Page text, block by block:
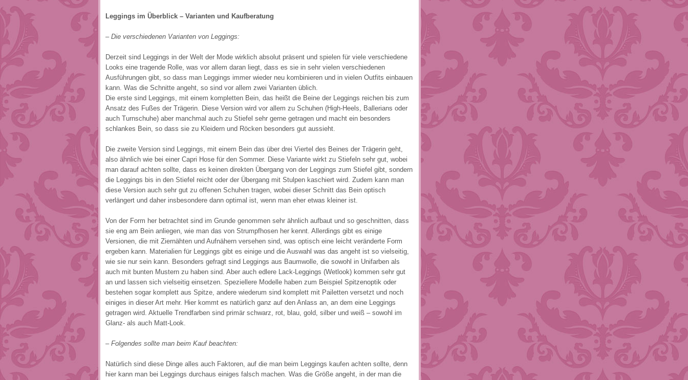
Leggings im Überblick – Varianten und Kaufberatung
– Die verschiedenen Varianten von Leggings:
Derzeit sind Leggings in der Welt der Mode wirklich absolut präsent und spielen für viele verschiedene
Looks eine tragende Rolle, was vor allem daran liegt, dass es sie in sehr vielen verschiedenen
Ausführungen gibt, so dass man Leggings immer wieder neu kombinieren und in vielen Outfits einbauen
kann. Was die Schnitte angeht, so sind vor allem zwei Varianten üblich.
Die erste sind Leggings, mit einem kompletten Bein, das heißt die Beine der Leggings reichen bis zum
Ansatz des Fußes der Trägerin. Diese Version wird vor allem zu Schuhen (High-Heels, Ballerians oder
auch Turnschuhe) aber manchmal auch zu Stiefel sehr gerne getragen und macht ein besonders
schlankes Bein, so dass sie zu Kleidern und Röcken besonders gut aussieht.
Die zweite Version sind Leggings, mit einem Bein das über drei Viertel des Beines der Trägerin geht,
also ähnlich wie bei einer Capri Hose für den Sommer. Diese Variante wirkt zu Stiefeln sehr gut, wobei
man darauf achten sollte, dass es keinen direkten Übergang von der Leggings zum Stiefel gibt, sondern
die Leggings bis in den Stiefel reicht oder der Übergang mit Stulpen kaschiert wird. Zudem kann man
diese Version auch sehr gut zu offenen Schuhen tragen, wobei dieser Schnitt das Bein optisch
verlängert und daher insbesondere dann optimal ist, wenn man eher etwas kleiner ist.
Von der Form her betrachtet sind im Grunde genommen sehr ähnlich aufbaut und so geschnitten, dass
sie eng am Bein anliegen, wie man das von Strumpfhosen her kennt. Allerdings gibt es einige
Versionen, die mit Ziernähten und Aufnähern versehen sind, was optisch eine leicht veränderte Form
ergeben kann. Materialien für Leggings gibt es einige und die Auswahl was das angeht ist so vielseitig,
wie sie nur sein kann. Besonders gefragt sind Leggings aus Baumwolle, die sowohl in Unifarben als
auch mit bunten Mustern zu haben sind. Aber auch edlere Lack-Leggings (Wetlook) kommen sehr gut
an und lassen sich vielseitig einsetzen. Speziellere Modelle haben zum Beispiel Spitzenoptik oder
bestehen sogar komplett aus Spitze, andere wiederum sind komplett mit Pailetten versetzt und noch
einiges in dieser Art mehr. Hier kommt es natürlich ganz auf den Anlass an, an dem eine Leggings
getragen wird. Aktuelle Trendfarben sind primär schwarz, rot, blau, gold, silber und weiß – sowohl im
Glanz- als auch Matt-Look.
– Folgendes sollte man beim Kauf beachten:
Natürlich sind diese Dinge alles auch Faktoren, auf die man beim Leggings kaufen achten sollte, denn
hier kann man bei Leggings durchaus einiges falsch machen. Was die Größe angeht, in der man die